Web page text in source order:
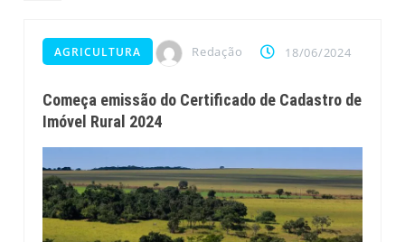
AGRICULTURA Redação 18/06/2024
Começa emissão do Certificado de Cadastro de
Imóvel Rural 2024